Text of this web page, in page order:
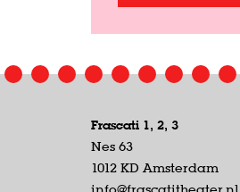
Frascati 1, 2, 3
Nes 63
1012 KD Amsterdam